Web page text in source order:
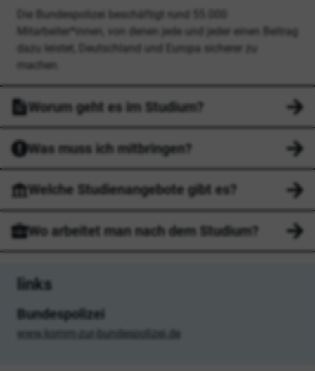
Die Bundespolizei beschäftigt rund 55.000
Mitarbeiter*innen, von denen jede und jeder einen Beitrag
dazu leistet, Deutschland und Europa sicherer zu
machen.
Worum geht es im Studium?
Was muss ich mitbringen?
Welche Studienangebote gibt es?
Wo arbeitet man nach dem Studium?
links
Bundespolizei
www.komm-zur-bundespolizei.de